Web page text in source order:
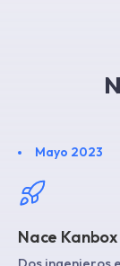
Mayo 2023
Nace Kanbox